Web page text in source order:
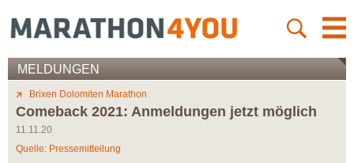
MELDUNGEN
Brixen Dolomiten Marathon
Comeback 2021: Anmeldungen jetzt möglich
11.11.20
Quelle: Pressemitteilung